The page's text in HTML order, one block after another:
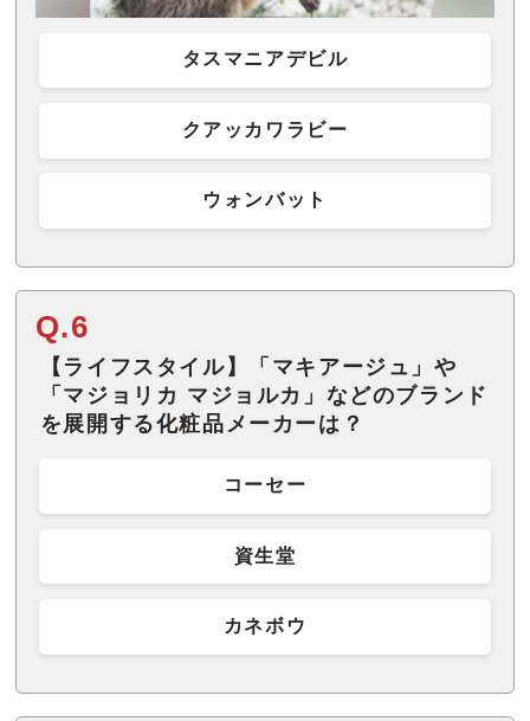
タスマニアデビル
クアッカワラビー
ウォンバット
Q.6
【ライフスタイル】「マキアージュ」や
「マジョリカ マジョルカ」などのブランド
を展開する化粧品メーカーは？
コーセー
資生堂
カネボウ